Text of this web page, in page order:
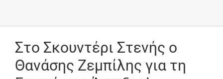
Στο Σκουντέρι Στενής ο
Θανάσης Ζεμπίλης για τη